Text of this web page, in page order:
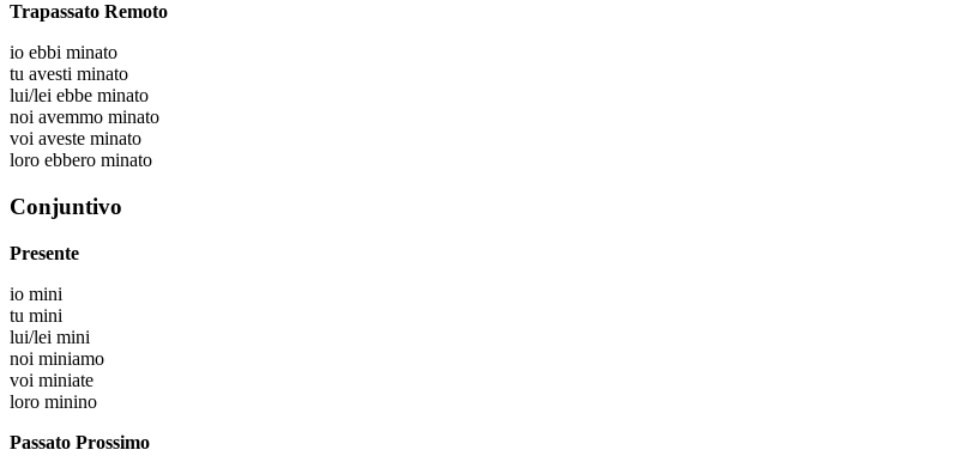
Trapassato Remoto
io ebbi minato
tu avesti minato
lui/lei ebbe minato
noi avemmo minato
voi aveste minato
loro ebbero minato
Conjuntivo
Presente
io mini
tu mini
lui/lei mini
noi miniamo
voi miniate
loro minino
Passato Prossimo